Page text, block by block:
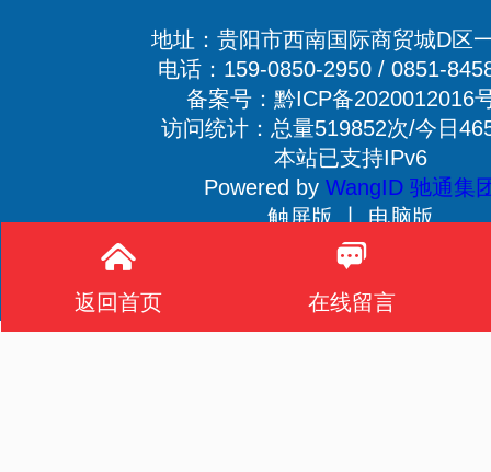
返回首页 在线留言
地址：贵阳市西南国际商贸城D区
电话：159-0850-2950 / 0851-
备案号：黔ICP备2020012016
访问统计：总量519852次/今日
本站已支持IPv6
Powered by WangID 驰通集
触屏版 丨电脑版
贵公网安备 52011502001233号